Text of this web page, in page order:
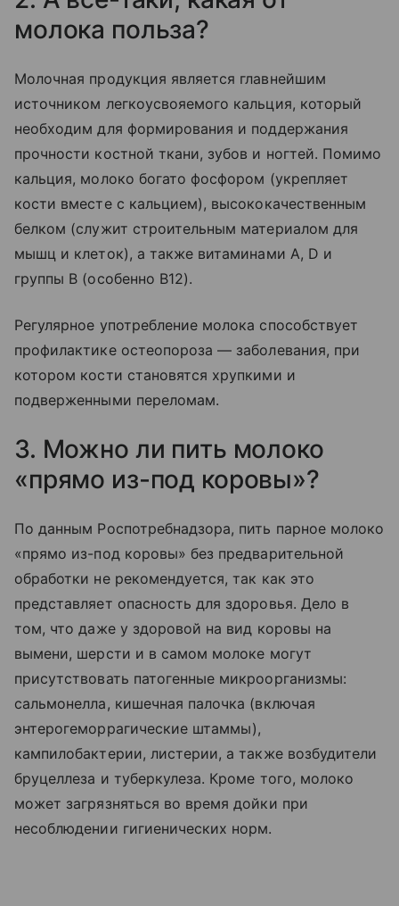
молока польза?
Молочная продукция является главнейшим
источником легкоусвояемого кальция, который
необходим для формирования и поддержания
прочности костной ткани, зубов и ногтей. Помимо
кальция, молоко богато фосфором (укрепляет
кости вместе с кальцием), высококачественным
белком (служит строительным материалом для
мышц и клеток), а также витаминами A, D и
группы B (особенно B12).
Регулярное употребление молока способствует
профилактике остеопороза — заболевания, при
котором кости становятся хрупкими и
подверженными переломам.
3. Можно ли пить молоко
«прямо из-под коровы»?
По данным Роспотребнадзора, пить парное молоко
«прямо из-под коровы» без предварительной
обработки не рекомендуется, так как это
представляет опасность для здоровья. Дело в
том, что даже у здоровой на вид коровы на
вымени, шерсти и в самом молоке могут
присутствовать патогенные микроорганизмы:
сальмонелла, кишечная палочка (включая
энтерогеморрагические штаммы),
кампилобактерии, листерии, а также возбудители
бруцеллеза и туберкулеза. Кроме того, молоко
может загрязняться во время дойки при
несоблюдении гигиенических норм.